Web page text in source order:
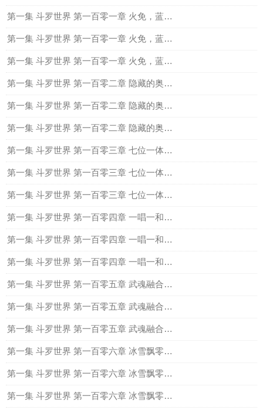
第一集 斗罗世界 第一百零一章 火免，蓝银草（上）
第一集 斗罗世界 第一百零一章 火免，蓝银草（中）
第一集 斗罗世界 第一百零一章 火免，蓝银草（下）
第一集 斗罗世界 第一百零二章 隐藏的奥秘，七宝石武魂（上）
第一集 斗罗世界 第一百零二章 隐藏的奥秘，七宝石武魂（中）
第一集 斗罗世界 第一百零二章 隐藏的奥秘，七宝石武魂（下）
第一集 斗罗世界 第一百零三章 七位一体融合技（上）
第一集 斗罗世界 第一百零三章 七位一体融合技（中）
第一集 斗罗世界 第一百零三章 七位一体融合技（下）
第一集 斗罗世界 第一百零四章 一唱一和（上）
第一集 斗罗世界 第一百零四章 一唱一和（中）
第一集 斗罗世界 第一百零四章 一唱一和（下）
第一集 斗罗世界 第一百零五章 武魂融合技，冰雪飘零（上）
第一集 斗罗世界 第一百零五章 武魂融合技，冰雪飘零（中）
第一集 斗罗世界 第一百零五章 武魂融合技，冰雪飘零（下）
第一集 斗罗世界 第一百零六章 冰雪飘零冰凤凰（上）
第一集 斗罗世界 第一百零六章 冰雪飘零冰凤凰（中）
第一集 斗罗世界 第一百零六章 冰雪飘零冰凤凰（下）